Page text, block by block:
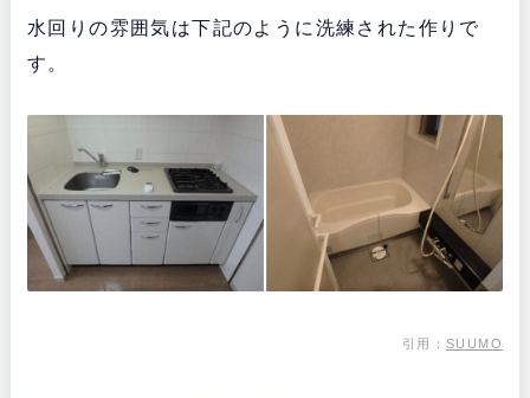
水回りの雰囲気は下記のように洗練された作りで
す。
引用：SUUMO